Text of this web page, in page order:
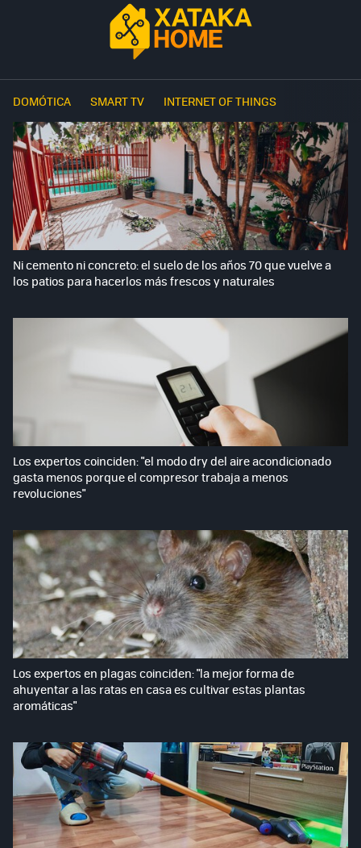
DOMÓTICA SMART TV INTERNET OF THINGS
Ni cemento ni concreto: el suelo de los años 70 que vuelve a
los patios para hacerlos más frescos y naturales
Los expertos coinciden: "el modo dry del aire acondicionado
gasta menos porque el compresor trabaja a menos
revoluciones"
Los expertos en plagas coinciden: "la mejor forma de
ahuyentar a las ratas en casa es cultivar estas plantas
aromáticas"